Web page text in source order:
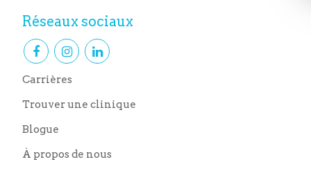
Réseaux sociaux
Carrières
Trouver une clinique
Blogue
À propos de nous